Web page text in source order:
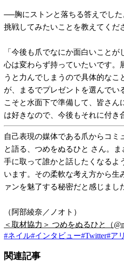
──胸にストンと落ちる答えでした
挑戦してみたいことを教えてくだ
「今後も爪でなにか面白いこと
心は変わらず持っていたいです。
うと力んでしまうので具体的なこ
が、まるでプレゼントを選んでい
こそと水面下で準備して、皆さん
は好きなので、今後もそれに付き
自己表現の媒体である爪からコミ
と語る、つめをぬるひと さん。
手に取って誰かと話したくなるよ
います。その柔軟な考え方から生
ァンを魅了する秘密だと感じまし
（阿部綾奈／ノオト）
＜取材協力＞ つめをぬるひと（
#ネイル#インタビュー#Twitter#ア
関連記事